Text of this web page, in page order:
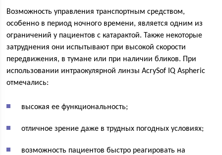
Возможность управления транспортным средством,
особенно в период ночного времени, является одним из
ограничений у пациентов с катарактой. Также некоторые
затруднения они испытывают при высокой скорости
передвижения, в тумане или при наличии бликов. При
использовании интраокулярной линзы AcrySof IQ Aspheric
отмечались:
высокая ее функциональность;
отличное зрение даже в трудных погодных условиях;
возможность пациентов быстро реагировать на